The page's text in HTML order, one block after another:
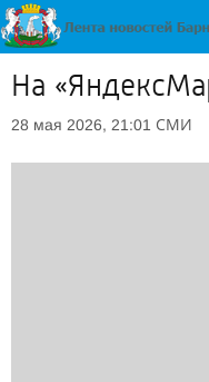
На
28 мая 2026, 21:01 СМИ